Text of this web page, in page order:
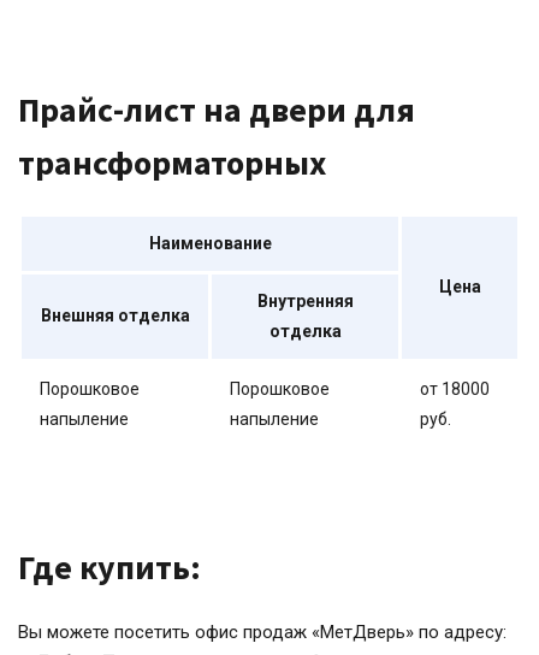
Прайс-лист на двери для
трансформаторных
Наименование
Цена
Внешняя отделка
Внутренняя
отделка
Порошковое
напыление
Порошковое
напыление
от 18000
руб.
Где купить:
Вы можете посетить офис продаж «МетДверь» по адресу: